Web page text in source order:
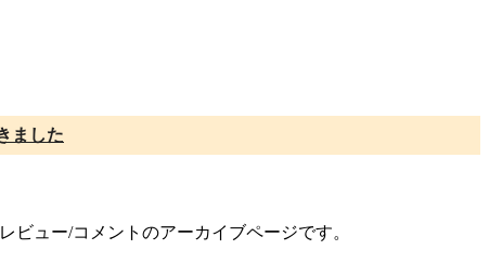
ました
ビュー/コメントのアーカイブページです。